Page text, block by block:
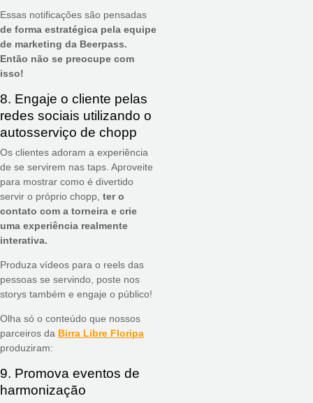
Essas notificações são pensadas
de forma estratégica pela equipe
de marketing da Beerpass.
Então não se preocupe com
isso!
8. Engaje o cliente pelas
redes sociais utilizando o
autosserviço de chopp
Os clientes adoram a experiência
de se servirem nas taps. Aproveite
para mostrar como é divertido
servir o próprio chopp, ter o
contato com a torneira e crie
uma experiência realmente
interativa.
Produza vídeos para o reels das
pessoas se servindo, poste nos
storys também e engaje o público!
Olha só o conteúdo que nossos
parceiros da Birra Libre Floripa
produziram:
9. Promova eventos de
harmonização